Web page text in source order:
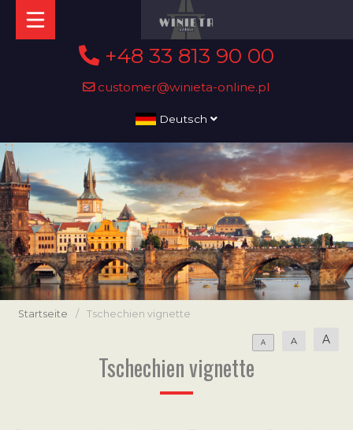
+48 33 813 90 00
customer@winieta-online.pl
Deutsch
Startseite / Tschechien vignette
A A A
Tschechien vignette